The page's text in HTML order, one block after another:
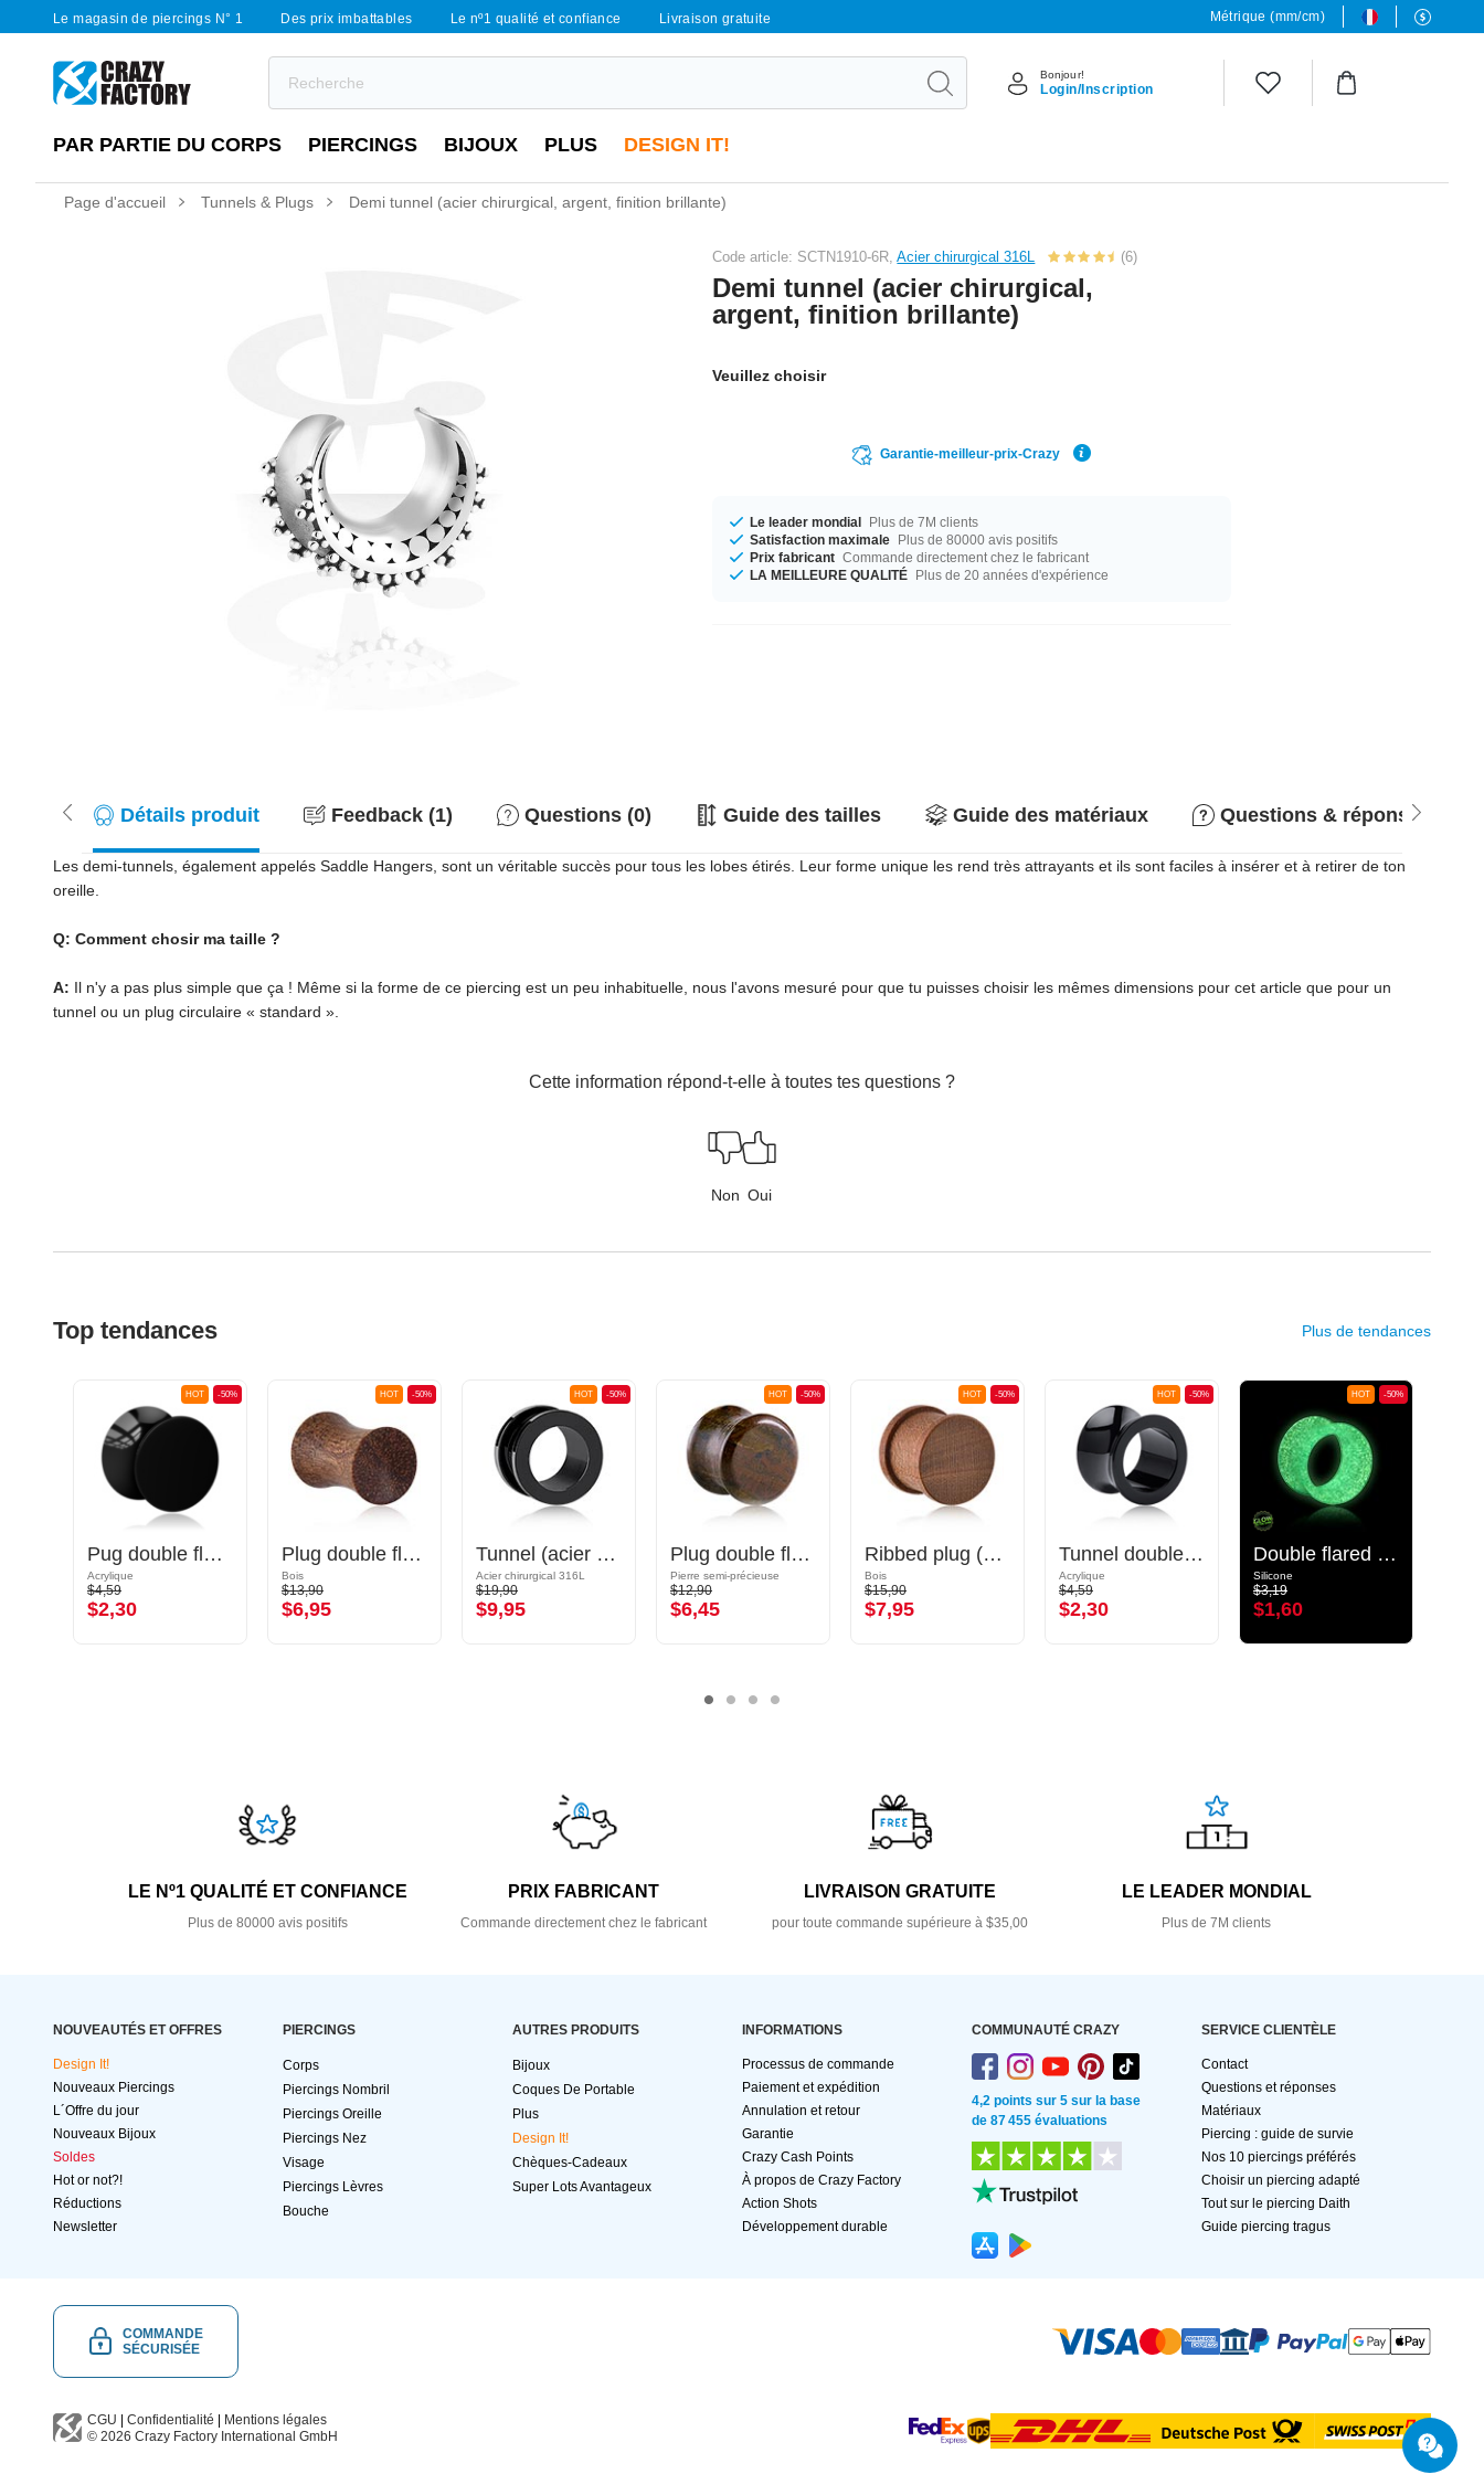
Le magasin de piercings N° 1 Des prix imbattables Le nº1 qualité et confiance Livraison gratuite Métrique (mm/cm)
Bonjour!
Login/Inscription
PAR PARTIE DU CORPS PIERCINGS BIJOUX PLUS DESIGN IT!
Page d'accueil Tunnels & Plugs Demi tunnel (acier chirurgical, argent, finition brillante)
Code article: SCTN1910-6R,Acier chirurgical 316L (6)
Demi tunnel (acier chirurgical,
argent, finition brillante)
Veuillez choisir
Garantie-meilleur-prix-Crazy
Le leader mondial Plus de 7M clients
Satisfaction maximale Plus de 80000 avis positifs
Prix fabricant Commande directement chez le fabricant
LA MEILLEURE QUALITÉ Plus de 20 années d'expérience
Détails produit Feedback (1) Questions (0) Guide des tailles Guide des matériaux Questions & réponses
Les demi-tunnels, également appelés Saddle Hangers, sont un véritable succès pour tous les lobes étirés. Leur forme unique les rend très attrayants et ils sont faciles à insérer et à retirer de ton
oreille.
Q: Comment chosir ma taille ?
A: Il n'y a pas plus simple que ça ! Même si la forme de ce piercing est un peu inhabituelle, nous l'avons mesuré pour que tu puisses choisir les mêmes dimensions pour cet article que pour un
tunnel ou un plug circulaire « standard ».
Cette information répond-t-elle à toutes tes questions ?
Non Oui
Top tendances Plus de tendances
-50%
HOT
Pug double flared (acrylique, différentes couleurs)
Acrylique
$4,59
$2,30
-50%
HOT
Plug double flared (bois) avec avant concave
Bois
$13,90
$6,95
-50%
HOT
Tunnel (acier chirurgical, noir)
Acier chirurgical 316L
$19,90
$9,95
-50%
HOT
Plug double flared (pierre)
Pierre semi-précieuse
$12,90
$6,45
-50%
HOT
Ribbed plug (bois)
Bois
$15,90
$7,95
-50%
HOT
Tunnel double flared (acrylique, différentes couleurs)
Acrylique
$4,59
$2,30
-50%
HOT
Double flared tunnel "Glow in the dark" (silicone, différentes couleurs)
Silicone
$3,19
$1,60
LE Nº1 QUALITÉ ET CONFIANCE
Plus de 80000 avis positifs
PRIX FABRICANT
Commande directement chez le fabricant
LIVRAISON GRATUITE
pour toute commande supérieure à $35,00
LE LEADER MONDIAL
Plus de 7M clients
NOUVEAUTÉS ET OFFRES
Design It!
Nouveaux Piercings
L´Offre du jour
Nouveaux Bijoux
Soldes
Hot or not?!
Réductions
Newsletter
PIERCINGS
Corps
Piercings Nombril
Piercings Oreille
Piercings Nez
Visage
Piercings Lèvres
Bouche
AUTRES PRODUITS
Bijoux
Coques De Portable
Plus
Design It!
Chèques-Cadeaux
Super Lots Avantageux
INFORMATIONS
Processus de commande
Paiement et expédition
Annulation et retour
Garantie
Crazy Cash Points
À propos de Crazy Factory
Action Shots
Développement durable
COMMUNAUTÉ CRAZY
4,2 points sur 5 sur la base
de 87 455 évaluations
SERVICE CLIENTÈLE
Contact
Questions et réponses
Matériaux
Piercing : guide de survie
Nos 10 piercings préférés
Choisir un piercing adapté
Tout sur le piercing Daith
Guide piercing tragus
COMMANDE
SÉCURISÉE
CGU Confidentialité
Mentions légales
© 2026 Crazy Factory International GmbH